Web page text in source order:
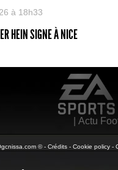
à 18h33
HEIN SIGNE À NICE
Actu
© - Crédits - Cookie policy -